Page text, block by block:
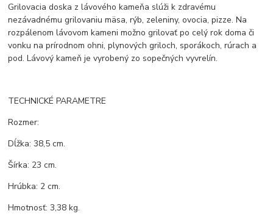
Grilovacia doska z lávového kameňa slúži k zdravému
nezávadnému grilovaniu mäsa, rýb, zeleniny, ovocia, pizze. Na
rozpálenom lávovom kameni možno grilovať po celý rok doma či
vonku na prírodnom ohni, plynových griloch, sporákoch, rúrach a
pod. Lávový kameň je vyrobený zo sopečných vyvrelín.
TECHNICKÉ PARAMETRE
Rozmer:
Dĺžka: 38,5 cm.
Šírka: 23 cm.
Hrúbka: 2 cm.
Hmotnosť: 3,38 kg.